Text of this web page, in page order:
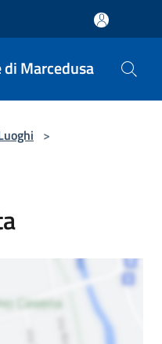
di Marcedusa
>